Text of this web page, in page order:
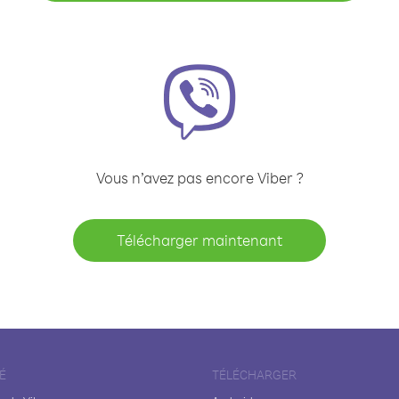
Vous n’avez pas encore Viber ?
Télécharger maintenant
TÉLÉCHARGER